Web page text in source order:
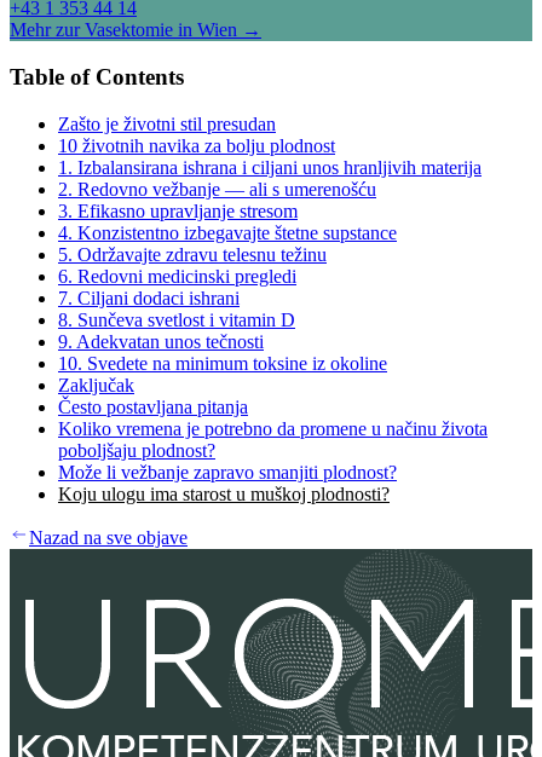
+43 1 353 44 14
Mehr zur Vasektomie in Wien →
Table of Contents
Zašto je životni stil presudan
10 životnih navika za bolju plodnost
1. Izbalansirana ishrana i ciljani unos hranljivih materija
2. Redovno vežbanje — ali s umerenošću
3. Efikasno upravljanje stresom
4. Konzistentno izbegavajte štetne supstance
5. Održavajte zdravu telesnu težinu
6. Redovni medicinski pregledi
7. Ciljani dodaci ishrani
8. Sunčeva svetlost i vitamin D
9. Adekvatan unos tečnosti
10. Svedete na minimum toksine iz okoline
Zaključak
Često postavljana pitanja
Koliko vremena je potrebno da promene u načinu života
poboljšaju plodnost?
Može li vežbanje zapravo smanjiti plodnost?
Koju ulogu ima starost u muškoj plodnosti?
Nazad na sve objave